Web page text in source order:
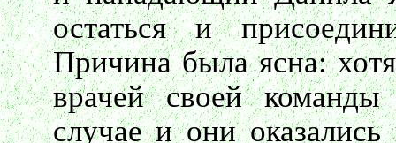
остаться и
Причина была ясна:
врачей своей
случае и они